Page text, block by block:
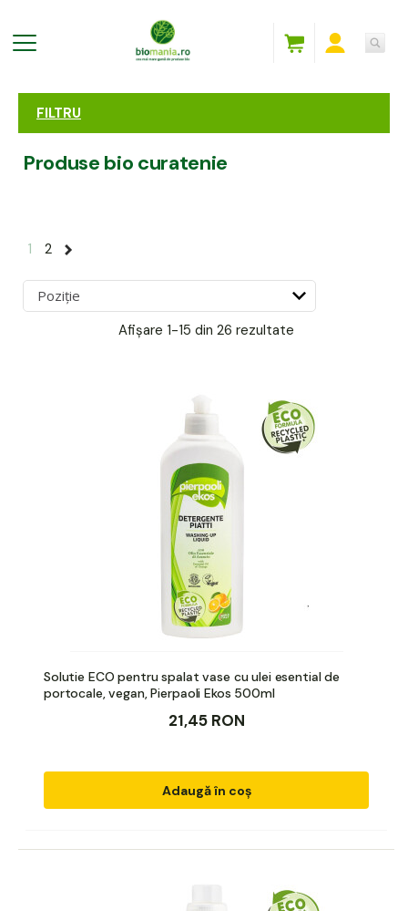
FILTRU
Produse bio curatenie
1 2
Afișare 1-15 din 26 rezultate
Solutie ECO pentru spalat vase cu ulei esential de
portocale, vegan, Pierpaoli Ekos 500ml
21,45 RON
Adaugă în coș